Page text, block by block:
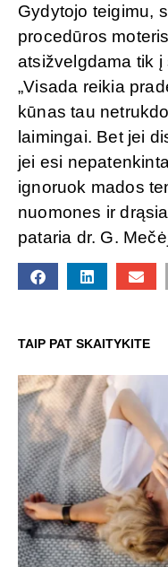
Gydytojo teigimu,
procedūros
atsižvelgdama tik
„Visada reikia
kūnas tau
laimingai. Bet jei
jei esi
ignoruok mados
nuomones ir
pataria dr. G.
TAIP PAT SKAITYKITE